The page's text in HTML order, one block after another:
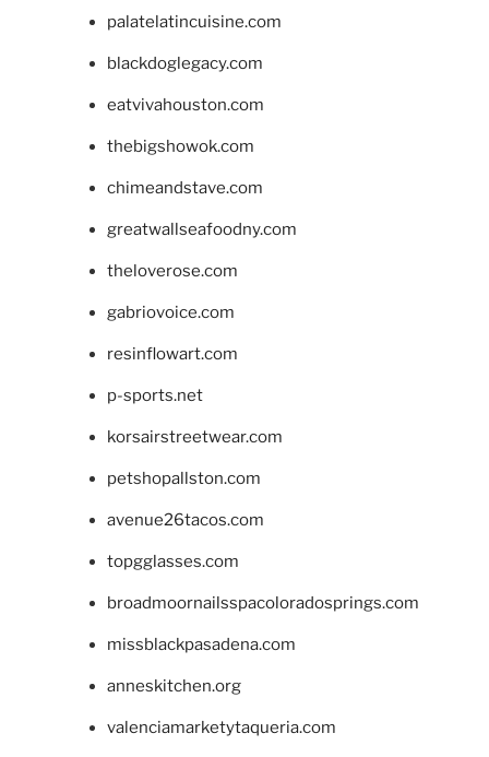
palatelatincuisine.com
blackdoglegacy.com
eatvivahouston.com
thebigshowok.com
chimeandstave.com
greatwallseafoodny.com
theloverose.com
gabriovoice.com
resinflowart.com
p-sports.net
korsairstreetwear.com
petshopallston.com
avenue26tacos.com
topgglasses.com
broadmoornailsspacoloradosprings.com
missblackpasadena.com
anneskitchen.org
valenciamarketytaqueria.com